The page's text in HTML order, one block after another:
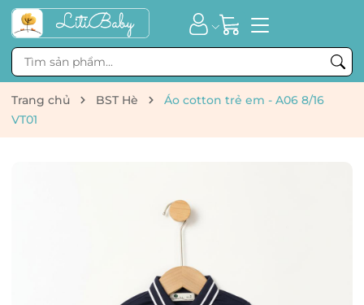
Trang chủ BST Hè
Áo cotton trẻ em - A06 8/16
VT01